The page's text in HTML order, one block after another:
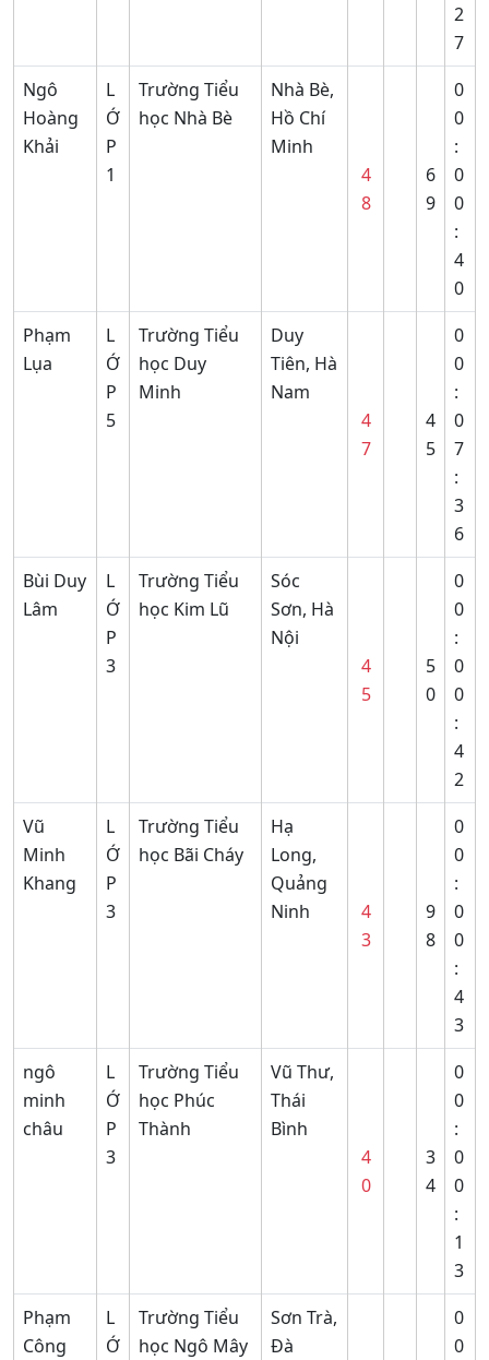
2
7
Ngô
Hoàng
Khải
L
Ớ
P
1
Trường Tiểu
học Nhà Bè
Nhà Bè,
Hồ Chí
Minh
4
8
6
9
0
0
:
0
0
:
4
0
Phạm
Lụa
L
Ớ
P
5
Trường Tiểu
học Duy
Minh
Duy
Tiên, Hà
Nam
4
7
4
5
0
0
:
0
7
:
3
6
Bùi Duy
Lâm
L
Ớ
P
3
Trường Tiểu
học Kim Lũ
Sóc
Sơn, Hà
Nội
4
5
5
0
0
0
:
0
0
:
4
2
Vũ
Minh
Khang
L
Ớ
P
3
Trường Tiểu
học Bãi Cháy
Hạ
Long,
Quảng
Ninh
4
3
9
8
0
0
:
0
0
:
4
3
ngô
minh
châu
L
Ớ
P
3
Trường Tiểu
học Phúc
Thành
Vũ Thư,
Thái
Bình
4
0
3
4
0
0
:
0
0
:
1
3
Phạm
Công
L
Ớ
Trường Tiểu
học Ngô Mây
Sơn Trà,
Đà
0
0